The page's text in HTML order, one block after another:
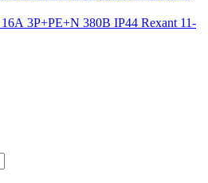
16А 3Р+РЕ+N 380В IP44 Rexant 11-